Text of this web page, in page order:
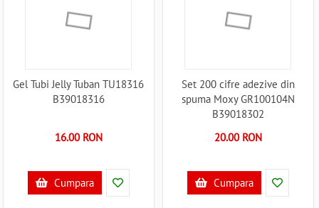
Gel Tubi Jelly Tuban TU18316
B39018316
16.00 RON
Cumpara
Set 200 cifre adezive din
spuma Moxy GR100104N
B39018302
20.00 RON
Cumpara